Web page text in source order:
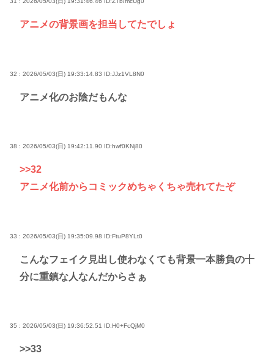
アニメの背景画を担当してたでしょ
32 : 2026/05/03(日) 19:33:14.83 ID:JJz1VL8N0
アニメ化のお陰だもんな
38 : 2026/05/03(日) 19:42:11.90 ID:hwf0KNj80
>>32
アニメ化前からコミックめちゃくちゃ売れてたぞ
33 : 2026/05/03(日) 19:35:09.98 ID:FtuP8YLt0
こんなフェイク見出し使わなくても背景一本勝負の十
分に重鎮な人なんだからさぁ
35 : 2026/05/03(日) 19:36:52.51 ID:H0+FcQjM0
>>33